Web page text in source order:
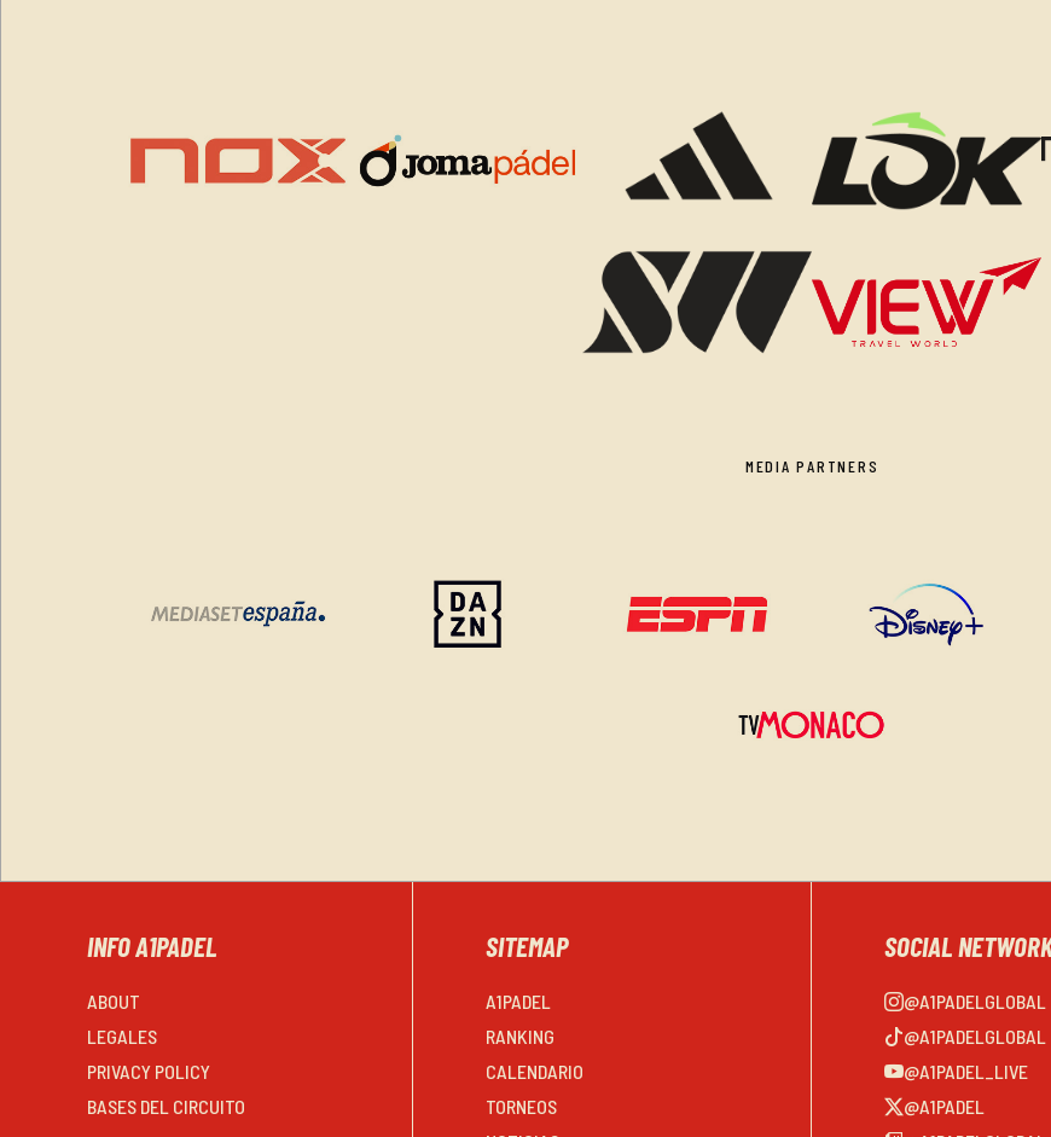
MEDIA PARTNERS
INFO A1PADEL
ABOUT
LEGALES
PRIVACY POLICY
BASES DEL CIRCUITO
SITEMAP
A1PADEL
RANKING
CALENDARIO
TORNEOS
SOCIAL
@A1PADELGLOBAL
@A1PADELGLOBAL
@A1PADEL_LIVE
@A1PADEL